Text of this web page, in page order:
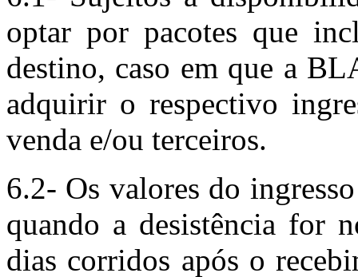
optar por pacotes que
destino, caso em que a
adquirir o respectivo
venda e/ou terceiros.
6.2- Os valores do
quando a desistência for
dias corridos após o